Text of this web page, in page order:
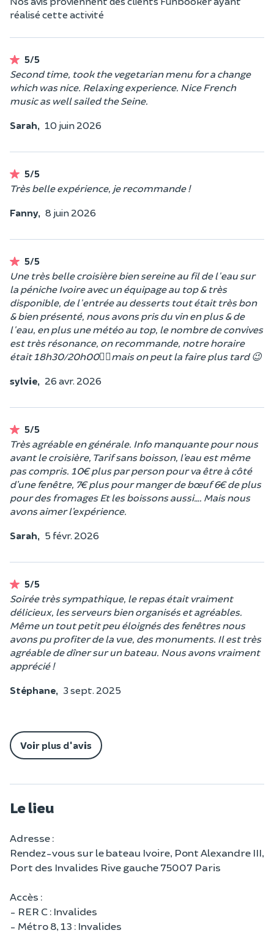
réalisé cette activité
5/5
Second time, took the vegetarian menu for a change
which was nice. Relaxing experience. Nice French
music as well sailed the Seine.
Sarah, 10 juin 2026
5/5
Très belle expérience, je recommande !
Fanny, 8 juin 2026
5/5
Une très belle croisière bien sereine au fil de l'eau sur
la péniche Ivoire avec un équipage au top & très
disponible, de l'entrée au desserts tout était très bon
& bien présenté, nous avons pris du vin en plus & de
l'eau, en plus une météo au top, le nombre de convives
est très résonance, on recommande, notre horaire
était 18h30/20h00👍🏻mais on peut la faire plus tard 😉
sylvie, 26 avr. 2026
5/5
Très agréable en générale. Info manquante pour nous
avant le croisière, Tarif sans boisson, l’eau est même
pas compris. 10€ plus par person pour va être à côté
d’une fenêtre, 7€ plus pour manger de bœuf 6€ de plus
pour des fromages Et les boissons aussi…. Mais nous
avons aimer l’expérience.
Sarah, 5 févr. 2026
5/5
Soirée très sympathique, le repas était vraiment
délicieux, les serveurs bien organisés et agréables.
Même un tout petit peu éloignés des fenêtres nous
avons pu profiter de la vue, des monuments. Il est très
agréable de dîner sur un bateau. Nous avons vraiment
apprécié !
Stéphane, 3 sept. 2025
Voir plus d'avis
Le lieu
Adresse :
Rendez-vous sur le bateau Ivoire, Pont Alexandre III,
Port des Invalides Rive gauche 75007 Paris
Accès :
- RER C : Invalides
- Métro 8, 13 : Invalides